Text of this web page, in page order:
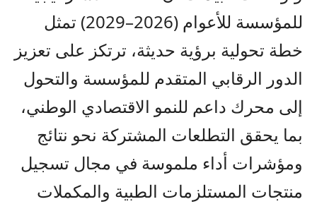
للمؤسسة للأعوام (2026–2029) تمثل
خطة تحولية برؤية حديثة، ترتكز على تعزيز
الدور الرقابي المتقدم للمؤسسة والتحول
إلى محرك داعم للنمو الاقتصادي الوطني،
بما يحقق التطلعات المشتركة نحو نتائج
ومؤشرات أداء ملموسة في مجال تسجيل
منتجات المستلزمات الطبية والمكملات